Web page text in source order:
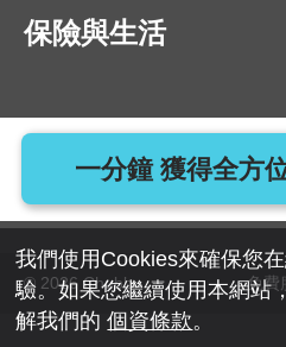
保險與生活
Opera 20
地址：110055 台北市信義
© 2026 Chubb 免費
一分鐘 獲得全方
我們使用Cookies來確保您
驗。如果您繼續使用本網站
解我們的個資條款。